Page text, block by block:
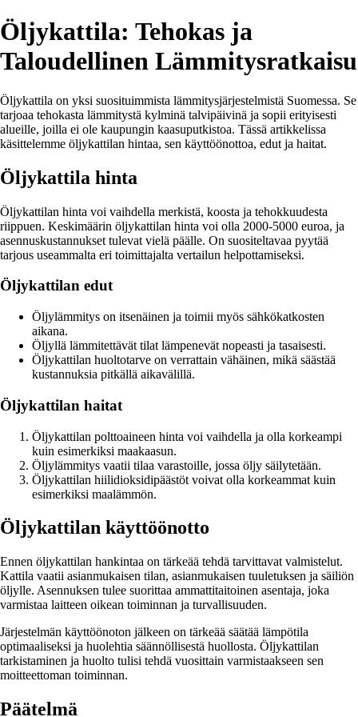
Öljykattila: Tehokas ja
Taloudellinen Lämmitysratkaisu
Öljykattila on yksi suosituimmista lämmitysjärjestelmistä Suomessa. Se
tarjoaa tehokasta lämmitystä kylminä talvipäivinä ja sopii erityisesti
alueille, joilla ei ole kaupungin kaasuputkistoa. Tässä artikkelissa
käsittelemme öljykattilan hintaa, sen käyttöönottoa, edut ja haitat.
Öljykattila hinta
Öljykattilan hinta voi vaihdella merkistä, koosta ja tehokkuudesta
riippuen. Keskimäärin öljykattilan hinta voi olla 2000-5000 euroa, ja
asennuskustannukset tulevat vielä päälle. On suositeltavaa pyytää
tarjous useammalta eri toimittajalta vertailun helpottamiseksi.
Öljykattilan edut
Öljylämmitys on itsenäinen ja toimii myös sähkökatkosten
aikana.
Öljyllä lämmitettävät tilat lämpenevät nopeasti ja tasaisesti.
Öljykattilan huoltotarve on verrattain vähäinen, mikä säästää
kustannuksia pitkällä aikavälillä.
Öljykattilan haitat
Öljykattilan polttoaineen hinta voi vaihdella ja olla korkeampi
kuin esimerkiksi maakaasun.
Öljylämmitys vaatii tilaa varastoille, jossa öljy säilytetään.
Öljykattilan hiilidioksidipäästöt voivat olla korkeammat kuin
esimerkiksi maalämmön.
Öljykattilan käyttöönotto
Ennen öljykattilan hankintaa on tärkeää tehdä tarvittavat valmistelut.
Kattila vaatii asianmukaisen tilan, asianmukaisen tuuletuksen ja säiliön
öljylle. Asennuksen tulee suorittaa ammattitaitoinen asentaja, joka
varmistaa laitteen oikean toiminnan ja turvallisuuden.
Järjestelmän käyttöönoton jälkeen on tärkeää säätää lämpötila
optimaaliseksi ja huolehtia säännöllisestä huollosta. Öljykattilan
tarkistaminen ja huolto tulisi tehdä vuosittain varmistaakseen sen
moitteettoman toiminnan.
Päätelmä